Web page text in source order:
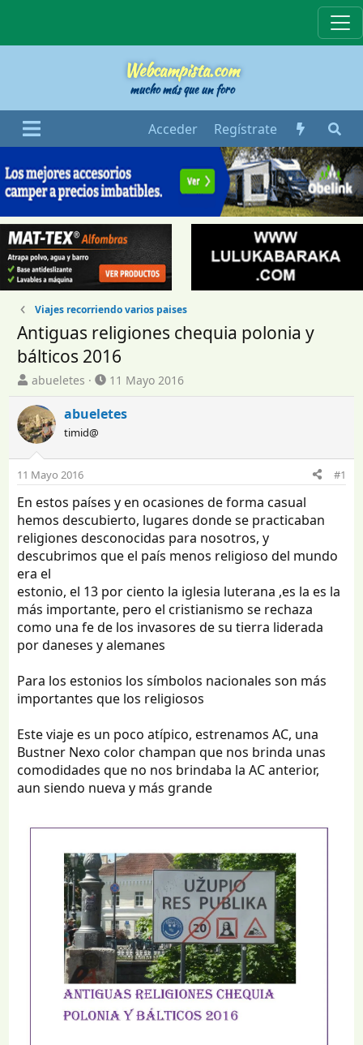
Webcampista.com
mucho más que un foro
Acceder Regístrate
Viajes recorriendo varios paises
Antiguas religiones chequia polonia y
bálticos 2016
I
n
i
c
i
a
d
o
r
d
e
t
e
m
a
abueletes
F
e
c
d
i
n
i
c
o
11 Mayo 2016
abueletes
timid@
11 Mayo 2016 #1
En estos países y en ocasiones de forma casual
hemos descubierto, lugares donde se practicaban
religiones desconocidas para nosotros, y
descubrimos que el país menos religioso del mundo
era el
estonio, el 13 por ciento la iglesia luterana ,es la es la
más importante, pero el cristianismo se rechaza
como una fe de los invasores de su tierra liderada
por daneses y alemanes
Para los estonios los símbolos nacionales son más
importantes que los religiosos
Este viaje es un poco atípico, estrenamos AC, una
Bustner Nexo color champan que nos brinda unas
comodidades que no nos brindaba la AC anterior,
aun siendo nueva y más grande